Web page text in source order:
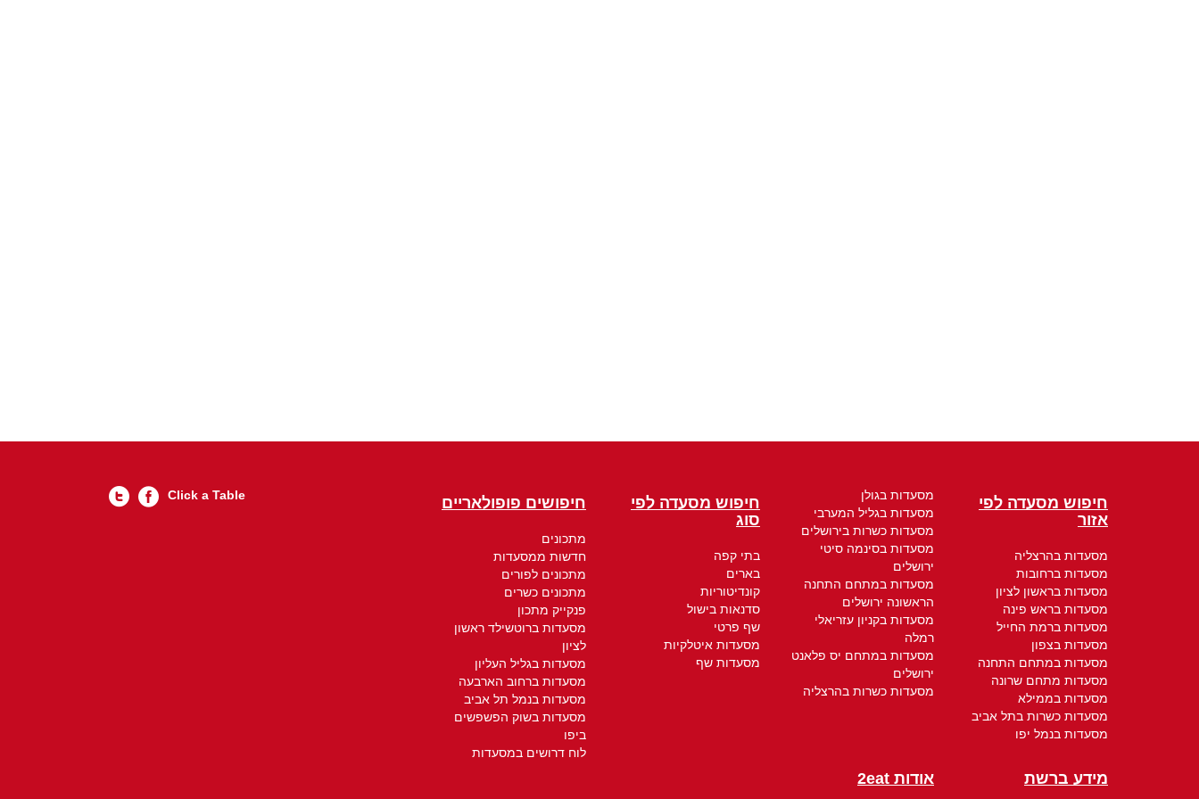
חיפוש מסעדה לפי
אזור
מסעדות בהרצליה
מסעדות ברחובות
מסעדות בראשון לציון
מסעדות בראש פינה
מסעדות ברמת החייל
מסעדות בצפון
מסעדות במתחם התחנה
מסעדות מתחם שרונה
מסעדות בממילא
מסעדות כשרות בתל אביב
מסעדות בנמל יפו
מסעדות בגולן
מסעדות בגליל המערבי
מסעדות כשרות בירושלים
מסעדות בסינמה סיטי
ירושלים
מסעדות במתחם התחנה
הראשונה ירושלים
מסעדות בקניון עזריאלי
רמלה
מסעדות במתחם יס פלאנט
ירושלים
מסעדות כשרות בהרצליה
חיפוש מסעדה לפי
סוג
בתי קפה
בארים
קונדיטוריות
סדנאות בישול
שף פרטי
מסעדות איטלקיות
מסעדות שף
חיפושים פופולאריים
מתכונים
חדשות ממסעדות
מתכונים לפורים
מתכונים כשרים
פנקייק מתכון
מסעדות ברוטשילד ראשון
לציון
מסעדות בגליל העליון
מסעדות ברחוב הארבעה
מסעדות בנמל תל אביב
מסעדות בשוק הפשפשים
ביפו
לוח דרושים במסעדות
מידע ברשת אודות 2eat
Click a Table